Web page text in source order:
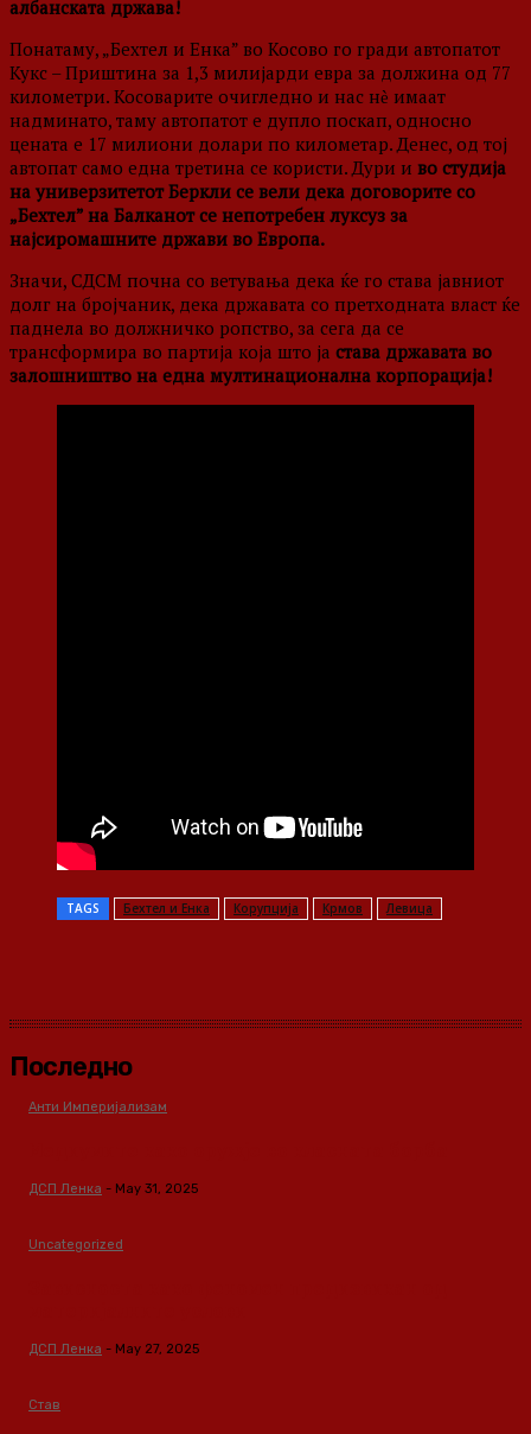
албанската држава!
Понатаму, „Бехтел и Енка” во Косово го гради автопатот
Кукс – Приштина за 1,3 милијарди евра за должина од 77
километри. Косоварите очигледно и нас нѐ имаат
надминато, таму автопатот е дупло поскап, односно
цената е 17 милиони долари по километар. Денес, од тој
автопат само една третина се користи. Дури и во студија
на универзитетот Беркли се вели дека договорите со
„Бехтел” на Балканот се непотребен луксуз за
најсиромашните држави во Европа.
Значи, СДСМ почна со ветувања дека ќе го става јавниот
долг на бројчаник, дека државата со претходната власт ќе
паднела во должничко ропство, за сега да се
трансформира во партија која што ја става државата во
залошништво на една мултинационална корпорација!
TAGS Бехтел и Енка Корупција Крмов Левица
Последно
Анти Империјализам
ДСП Ленка - May 31, 2025
Uncategorized
ДСП Ленка - May 27, 2025
Став